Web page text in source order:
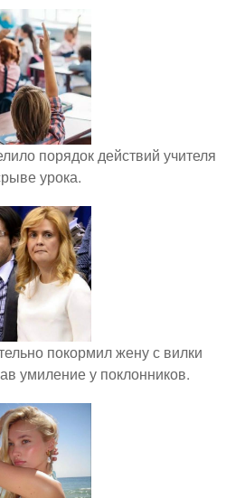
порядок действий учителя
урока.
покормил жену с вилки
умиление у поклонников.